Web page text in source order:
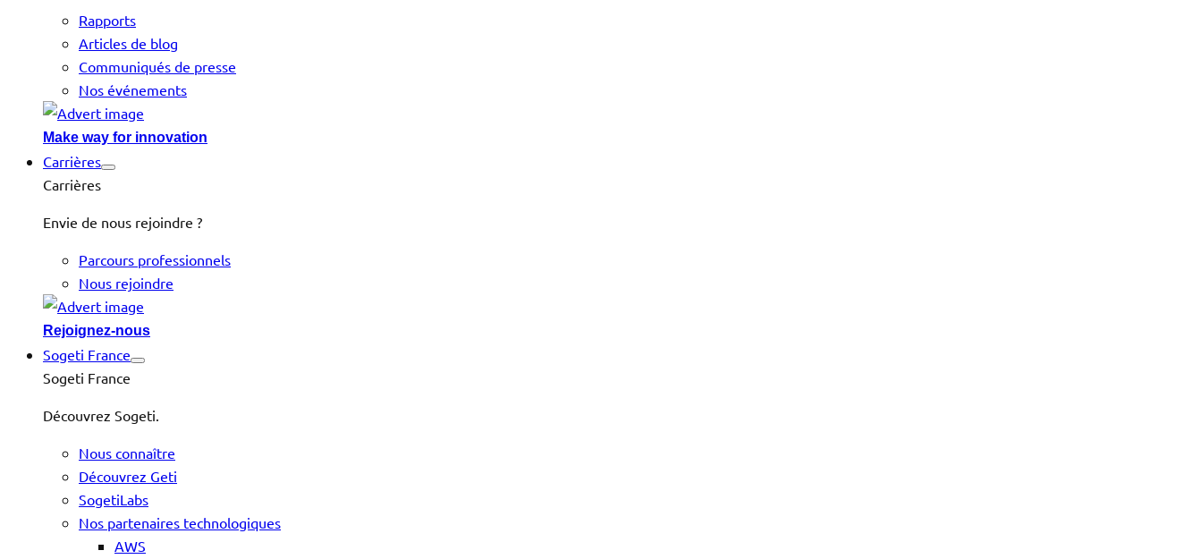
Rapports
Articles de blog
Communiqués de presse
Nos événements
Make way for innovation
Carrières
Carrières
Envie de nous rejoindre ?
Parcours professionnels
Nous rejoindre
Rejoignez-nous
Sogeti France
Sogeti France
Découvrez Sogeti.
Nous connaître
Découvrez Geti
SogetiLabs
Nos partenaires technologiques
AWS